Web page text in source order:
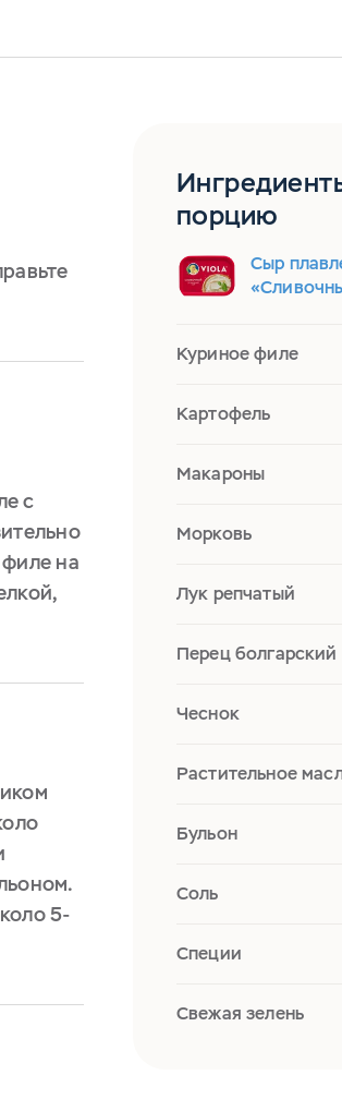
с
на
5-
порцию
Сыр
Куриное филе
Картофель
Макароны
Морковь
Лук репчатый
Перец болгарский
Чеснок
Растительное
Бульон
Соль
Специи
Свежая зелень